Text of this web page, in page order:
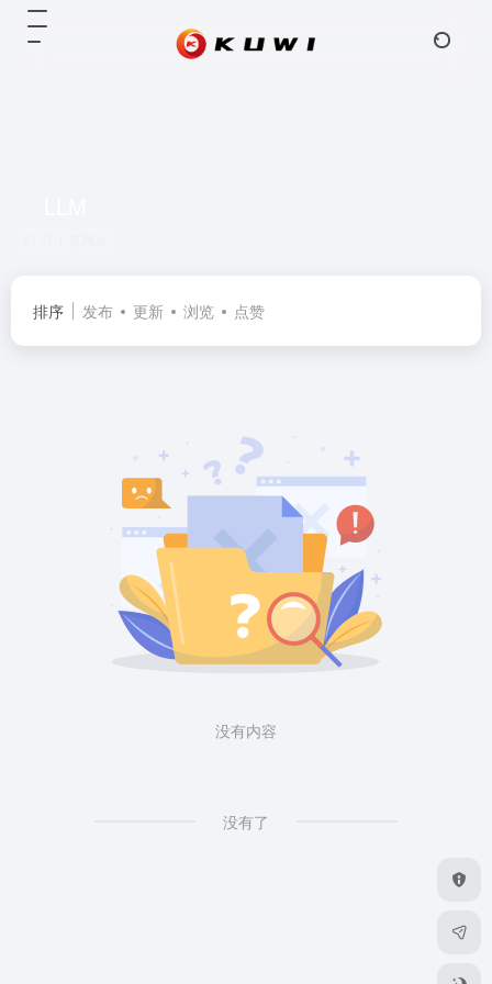
排序 发布 更新 浏览 点赞
没有内容
没有了